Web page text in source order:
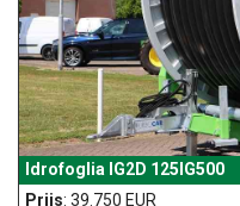
Idrofoglia IG2D 125IG500
Prijs: 39.750 EUR